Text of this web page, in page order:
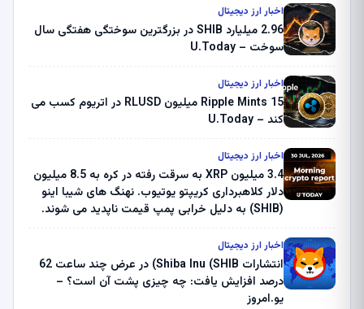
اخبار ارز دیجیتال
2.96 میلیارد SHIB در بزرگترین سوختگی هفتگی سال
سوخت – U.Today
اخبار ارز دیجیتال
Ripple Mints 15 میلیون RLUSD در اتریوم کسب می
کند – U.Today
اخبار ارز دیجیتال
3.4 میلیون XRP به سرقت رفته در کره به 8.5 میلیون
دلار کلاهبرداری کریپتو یوتیوب. نهنگ های شیبا اینو
(SHIB) به دلیل خرابی پمپ قیمت ناپدید می شوند.
ثبت کرد – گزارش کریپتو صبح – U.Today
اخبار ارز دیجیتال
انتشارات Shiba Inu (SHIB) در عرض چند ساعت 62
درصد افزایش یافت: چه چیزی پشت آن است؟ –
یو.امروز